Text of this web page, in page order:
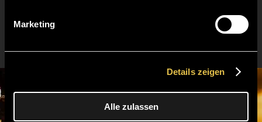
Marketing
Details zeigen
Alle zulassen